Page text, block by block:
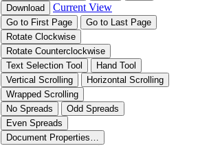
Download
Current View
Go to First Page
Go to Last Page
Rotate Clockwise
Rotate Counterclockwise
Text Selection Tool
Hand Tool
Vertical Scrolling
Horizontal Scrolling
Wrapped Scrolling
No Spreads
Odd Spreads
Even Spreads
Document Properties…